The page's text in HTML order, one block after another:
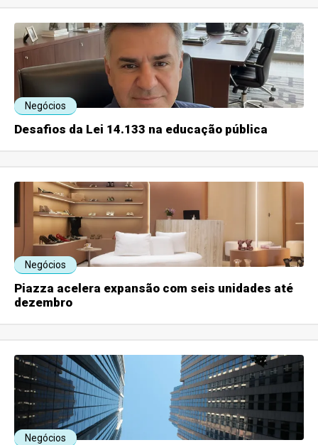
Negócios
Desafios da Lei 14.133 na educação pública
Negócios
Piazza acelera expansão com seis unidades até
dezembro
Negócios